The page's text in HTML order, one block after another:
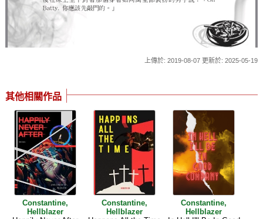
上傳於: 2019-08-07 更新於: 2025-05-19
其他相關作品
Constantine,
Hellblazer
Constantine,
Hellblazer
Constantine,
Hellblazer